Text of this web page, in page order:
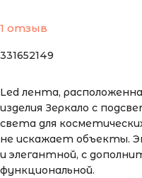
1 отзыв
331652149
Led лента,
изделия Зеркало с
света для
не искажает объекты.
и элегантной, с
функциональной.